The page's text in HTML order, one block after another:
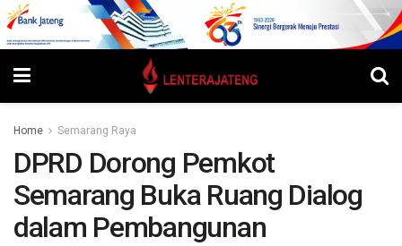
Home Semarang Raya
DPRD Dorong Pemkot
Semarang Buka Ruang Dialog
dalam Pembangunan